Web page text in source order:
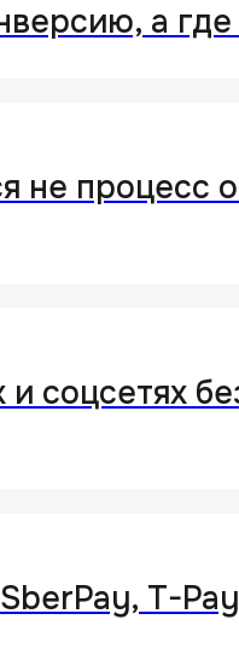
а
не процесс
соцсетях
T-